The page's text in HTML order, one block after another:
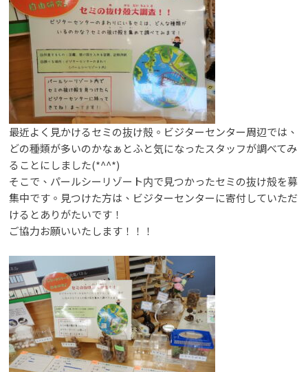
最近よく見かけるセミの抜け殻。ビジターセンター周辺では、
どの種類が多いのかなぁとふと気になったスタッフが調べてみ
ることにしました(*^^*)
そこで、パールシーリゾート内で見つかったセミの抜け殻を募
集中です。見つけた方は、ビジターセンターに寄付していただ
けるとありがたいです！
ご協力お願いいたします！！！